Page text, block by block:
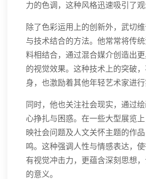
力的色调，这种风格迅速吸引了观
除了色彩运用上的创新外，武切
与技术结合的方法。他常常将传
料相结合，通过混合媒介创造出
的视觉效果。这种技术上的突破
身，也激励着其他年轻艺术家进行
同时，他也关注社会现实，通过
心挣扎与困惑。在一些大型展览
映社会问题及人文关怀主题的作
鸣。这种强调人性与情感表达，
有视觉冲击力，更蕴含深刻思想
的意义。